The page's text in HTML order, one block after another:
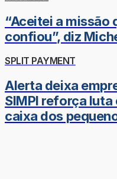
“Aceitei a missão
confiou”, diz
SPLIT PAYMENT
Alerta deixa
SIMPI reforça
caixa dos